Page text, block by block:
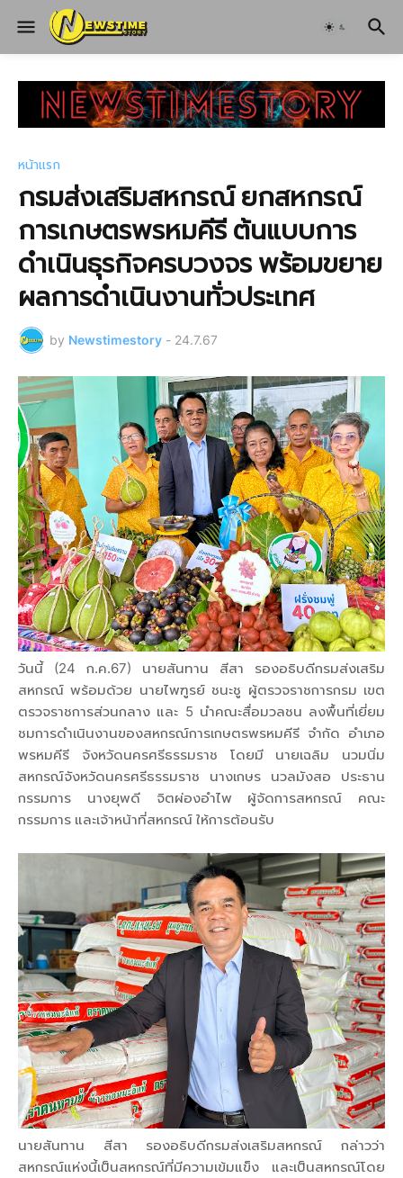
หน้าแรก
กรมส่งเสริมสหกรณ์ ยกสหกรณ์
การเกษตรพรหมคีรี ต้นแบบการ
ดำเนินธุรกิจครบวงจร พร้อมขยาย
ผลการดำเนินงานทั่วประเทศ
by Newstimestory - 24.7.67
วันนี้ (24 ก.ค.67) นายสันทาน สีสา รองอธิบดีกรมส่งเสริม
สหกรณ์ พร้อมด้วย นายไพฑูรย์ ชนะชู ผู้ตรวจราชการกรม เขต
ตรวจราชการส่วนกลาง และ 5 นำคณะสื่อมวลชน ลงพื้นที่เยี่ยม
ชมการดำเนินงานของสหกรณ์การเกษตรพรหมคีรี จำกัด อำเภอ
พรหมคีรี จังหวัดนครศรีธรรมราช โดยมี นายเฉลิม นวมนิ่ม
สหกรณ์จังหวัดนครศรีธรรมราช นางเกษร นวลมังสอ ประธาน
กรรมการ นางยุพดี จิตผ่องอำไพ ผู้จัดการสหกรณ์ คณะ
กรรมการ และเจ้าหน้าที่สหกรณ์ ให้การต้อนรับ
นายสันทาน สีสา รองอธิบดีกรมส่งเสริมสหกรณ์ กล่าวว่า
สหกรณ์แห่งนี้เป็นสหกรณ์ที่มีความเข้มแข็ง และเป็นสหกรณ์โดย